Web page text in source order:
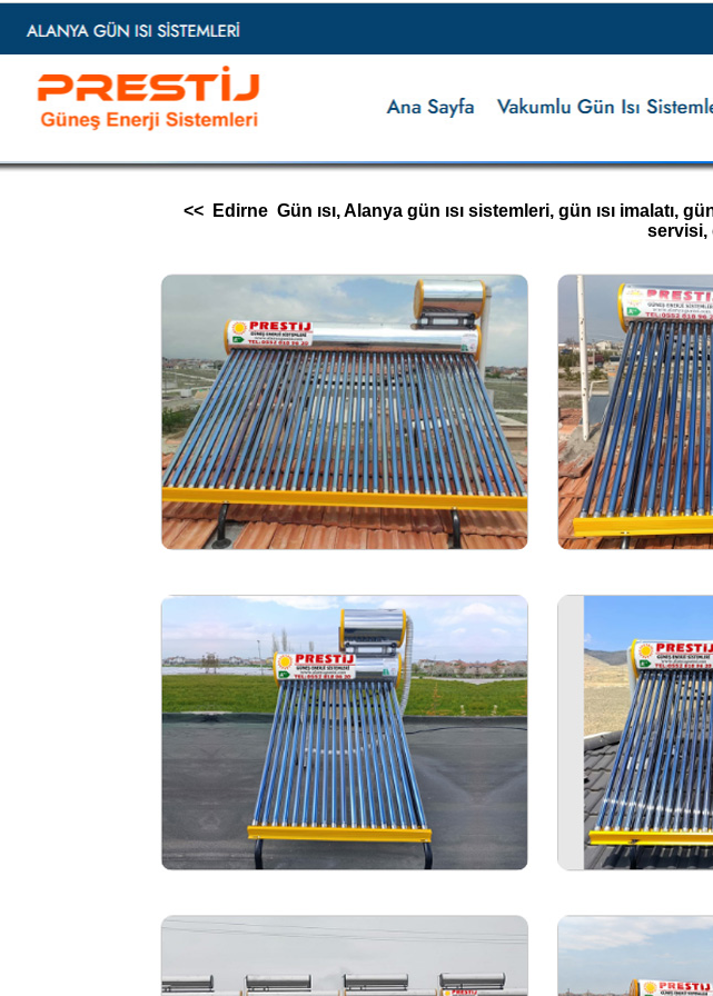
<< Edirne Gün ısı, Alanya gün ısı sistemleri, gün ısı imalatı,
servisi,